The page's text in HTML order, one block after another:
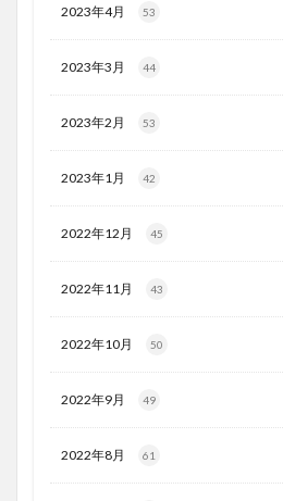
2023年4月 53
2023年3月 44
2023年2月 53
2023年1月 42
2022年12月 45
2022年11月 43
2022年10月 50
2022年9月 49
2022年8月 61